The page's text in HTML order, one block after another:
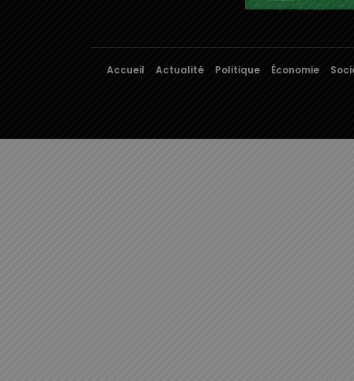
Accueil Actualité Politique Économie